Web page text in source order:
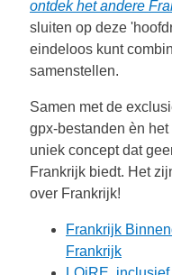
ontdek het andere
sluiten op deze
eindeloos kunt
samenstellen.
Samen met de
gpx-bestanden èn
uniek concept dat
Frankrijk biedt. Het
over Frankrijk!
Frankrijk
Frankrijk